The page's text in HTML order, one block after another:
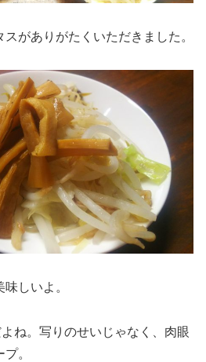
がありがたくいただきました。
しいよ。
ね。写りのせいじゃなく、肉眼
。